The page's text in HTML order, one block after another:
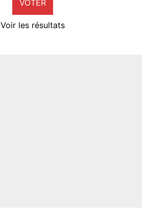
VOTER
Voir les résultats